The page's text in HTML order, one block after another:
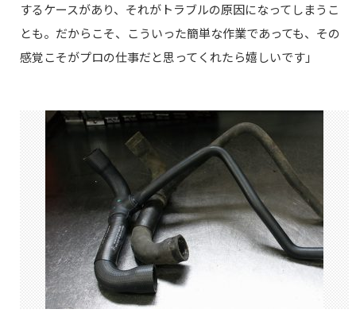
するケースがあり、それがトラブルの原因になってしまうこ
とも。だからこそ、こういった簡単な作業であっても、その
感覚こそがプロの仕事だと思ってくれたら嬉しいです」